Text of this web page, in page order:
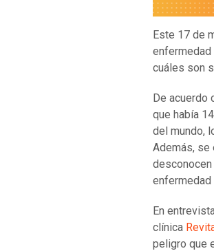
Este 17 de
enfermedad
cuáles son
De acuerdo
que había
del mundo,
Además, se
desconocen
enfermedad
En
clínica
peligro que